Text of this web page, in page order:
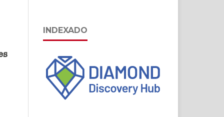
INDEXADO